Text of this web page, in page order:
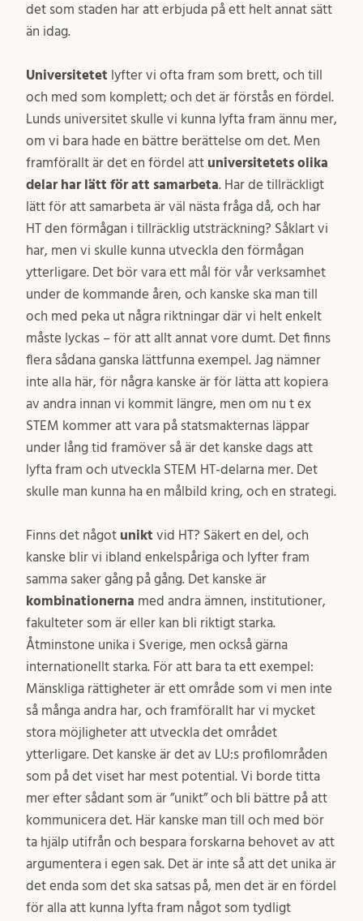
det som staden har att erbjuda på ett helt annat sätt
än idag.
Universitetet lyfter vi ofta fram som brett, och till
och med som komplett; och det är förstås en fördel.
Lunds universitet skulle vi kunna lyfta fram ännu mer,
om vi bara hade en bättre berättelse om det. Men
framförallt är det en fördel att universitetets olika
delar har lätt för att samarbeta. Har de tillräckligt
lätt för att samarbeta är väl nästa fråga då, och har
HT den förmågan i tillräcklig utsträckning? Såklart vi
har, men vi skulle kunna utveckla den förmågan
ytterligare. Det bör vara ett mål för vår verksamhet
under de kommande åren, och kanske ska man till
och med peka ut några riktningar där vi helt enkelt
måste lyckas – för att allt annat vore dumt. Det finns
flera sådana ganska lättfunna exempel. Jag nämner
inte alla här, för några kanske är för lätta att kopiera
av andra innan vi kommit längre, men om nu t ex
STEM kommer att vara på statsmakternas läppar
under lång tid framöver så är det kanske dags att
lyfta fram och utveckla STEM HT-delarna mer. Det
skulle man kunna ha en målbild kring, och en strategi.
Finns det något unikt vid HT? Säkert en del, och
kanske blir vi ibland enkelspåriga och lyfter fram
samma saker gång på gång. Det kanske är
kombinationerna med andra ämnen, institutioner,
fakulteter som är eller kan bli riktigt starka.
Åtminstone unika i Sverige, men också gärna
internationellt starka. För att bara ta ett exempel:
Mänskliga rättigheter är ett område som vi men inte
så många andra har, och framförallt har vi mycket
stora möjligheter att utveckla det området
ytterligare. Det kanske är det av LU:s profilområden
som på det viset har mest potential. Vi borde titta
mer efter sådant som är ”unikt” och bli bättre på att
kommunicera det. Här kanske man till och med bör
ta hjälp utifrån och bespara forskarna behovet av att
argumentera i egen sak. Det är inte så att det unika är
det enda som det ska satsas på, men det är en fördel
för alla att kunna lyfta fram något som tydligt